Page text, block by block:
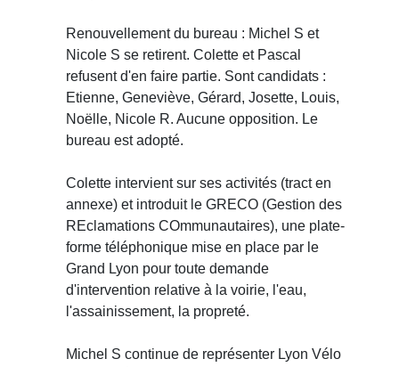
Renouvellement du bureau : Michel S et
Nicole S se retirent. Colette et Pascal
refusent d'en faire partie. Sont candidats :
Etienne, Geneviève, Gérard, Josette, Louis,
Noëlle, Nicole R. Aucune opposition. Le
bureau est adopté.
Colette intervient sur ses activités (tract en
annexe) et introduit le GRECO (Gestion des
REclamations COmmunautaires), une plate-
forme téléphonique mise en place par le
Grand Lyon pour toute demande
d'intervention relative à la voirie, l'eau,
l'assainissement, la propreté.
Michel S continue de représenter Lyon Vélo